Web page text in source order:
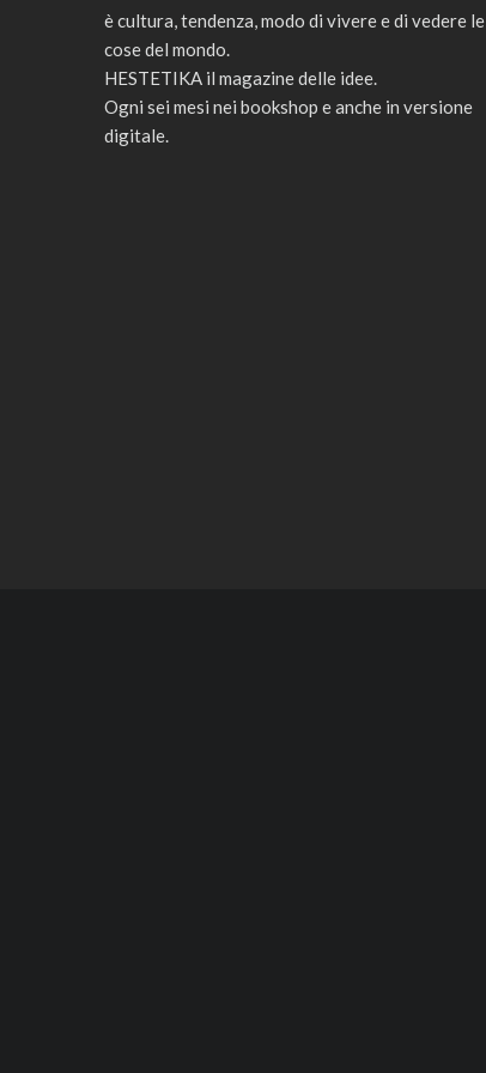
è cultura, tendenza, modo di vivere e di vedere le
cose del mondo.
HESTETIKA il magazine delle idee.
Ogni sei mesi nei bookshop e anche in versione
digitale.